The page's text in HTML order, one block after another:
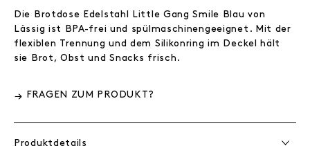
Die Brotdose Edelstahl Little Gang Smile Blau von
Lässig ist BPA-frei und spülmaschinengeeignet. Mit der
flexiblen Trennung und dem Silikonring im Deckel hält
sie Brot, Obst und Snacks frisch.
FRAGEN ZUM PRODUKT?
Produktdetails